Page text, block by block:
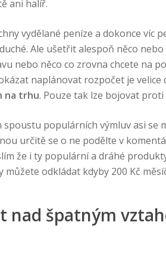
ani halíř.
vydělané peníze a dokonce víc
Ale ušetřit alespoň něco
nebo něco co zrovna chcete na
naplánovat rozpočet je velice
na trhu. Pouze tak lze bojovat
spoustu populárních výmluv asi se
určitě se o ne podělte v
že i ty populární a dráhé
můžete odkládat kdyby 200 Kč
nad špatným